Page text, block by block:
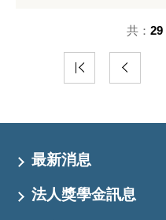
共： 29
最新消息
法人獎學金訊息